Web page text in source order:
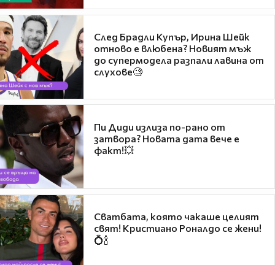
След Брадли Купър, Ирина Шейк
отново е влюбена? Новият мъж
до супермодела разпали лавина от
слухове🧐
Пи Диди излиза по-рано от
затвора? Новата дата вече е
факт!💥
Сватбата, която чакаше целият
свят! Кристиано Роналдо се жени!
💍🍾